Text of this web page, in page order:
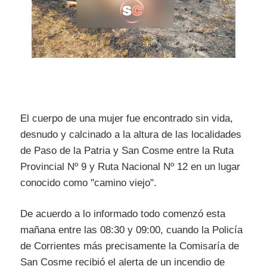
El cuerpo de una mujer fue encontrado sin vida,
desnudo y calcinado a la altura de las localidades
de Paso de la Patria y San Cosme entre la Ruta
Provincial Nº 9 y Ruta Nacional Nº 12 en un lugar
conocido como "camino viejo".
De acuerdo a lo informado todo comenzó esta
mañana entre las 08:30 y 09:00, cuando la Policía
de Corrientes más precisamente la Comisaría de
San Cosme recibió el alerta de un incendio de